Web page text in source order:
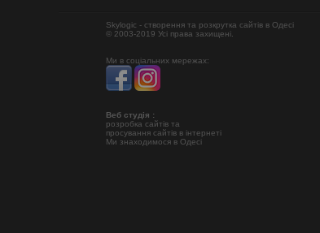
Skylogic - створення та розкрутка сайтів в Одесі
© 2003-2019 Усі права захищені.
Ми в соціальних мережах:
Веб студія :
розробка сайтів та
просування сайтів в інтернеті
Ми знаходимося в Одесі